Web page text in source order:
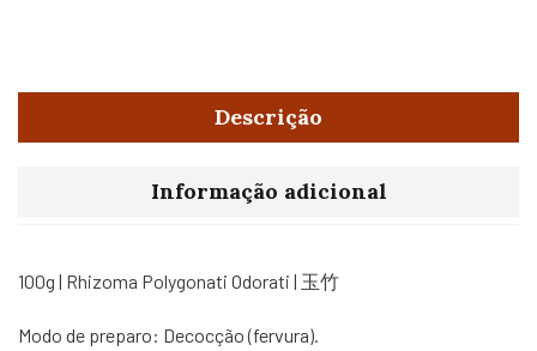
Descrição
Informação adicional
100g | Rhizoma Polygonati Odorati | 玉竹
Modo de preparo: Decocção (fervura).